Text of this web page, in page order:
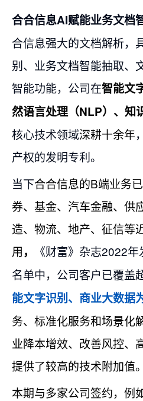
合合信息AI赋能业务文档
合信息强大的文档解析，
别、业务文档智能抽取、
智能功能，公司在智能文
然语言处理（NLP）、知
核心技术领域深耕十余年
产权的发明专利。
当下合合信息的B端业务
券、基金、汽车金融、供
造、物流、地产、征信等
用，
《财富》杂志2022
名单中，公司客户已覆盖
能文字识别、商业大数据
务、标准化服务和场景化
业降本增效、改善风控、
提供了较高的技术附加值。
本期与多家公司签约，例